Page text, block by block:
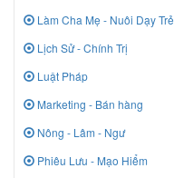
Làm Cha Mẹ - Nuôi Dạy Trẻ
Lịch Sử - Chính Trị
Luật Pháp
Marketing - Bán hàng
Nông - Lâm - Ngư
Phiêu Lưu - Mạo Hiểm